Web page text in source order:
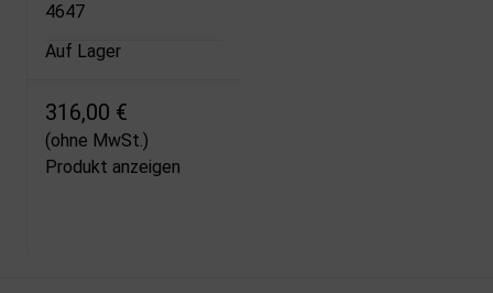
4647
Auf Lager
316,00 €
(ohne MwSt.)
Produkt anzeigen